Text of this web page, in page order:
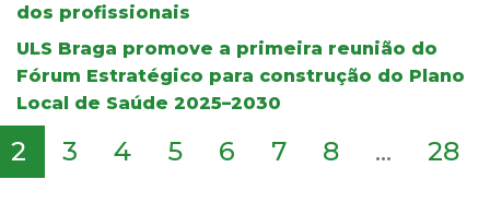
dos profissionais
ULS Braga promove a primeira reunião do
Fórum Estratégico para construção do Plano
Local de Saúde 2025–2030
2 3 4 5 6 7 8 ... 28